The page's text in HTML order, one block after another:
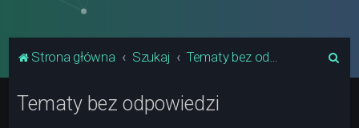
Strona główna Szukaj Tematy bez odpowiedzi
Tematy bez odpowiedzi